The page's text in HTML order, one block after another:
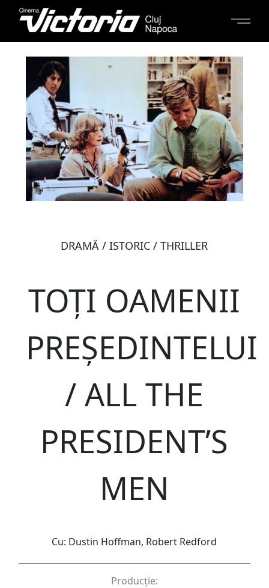
DRAMĂ / ISTORIC / THRILLER
TOȚI OAMENII
PREȘEDINTELUI
/ ALL THE
PRESIDENT’S
MEN
Cu: Dustin Hoffman, Robert Redford
Producție: